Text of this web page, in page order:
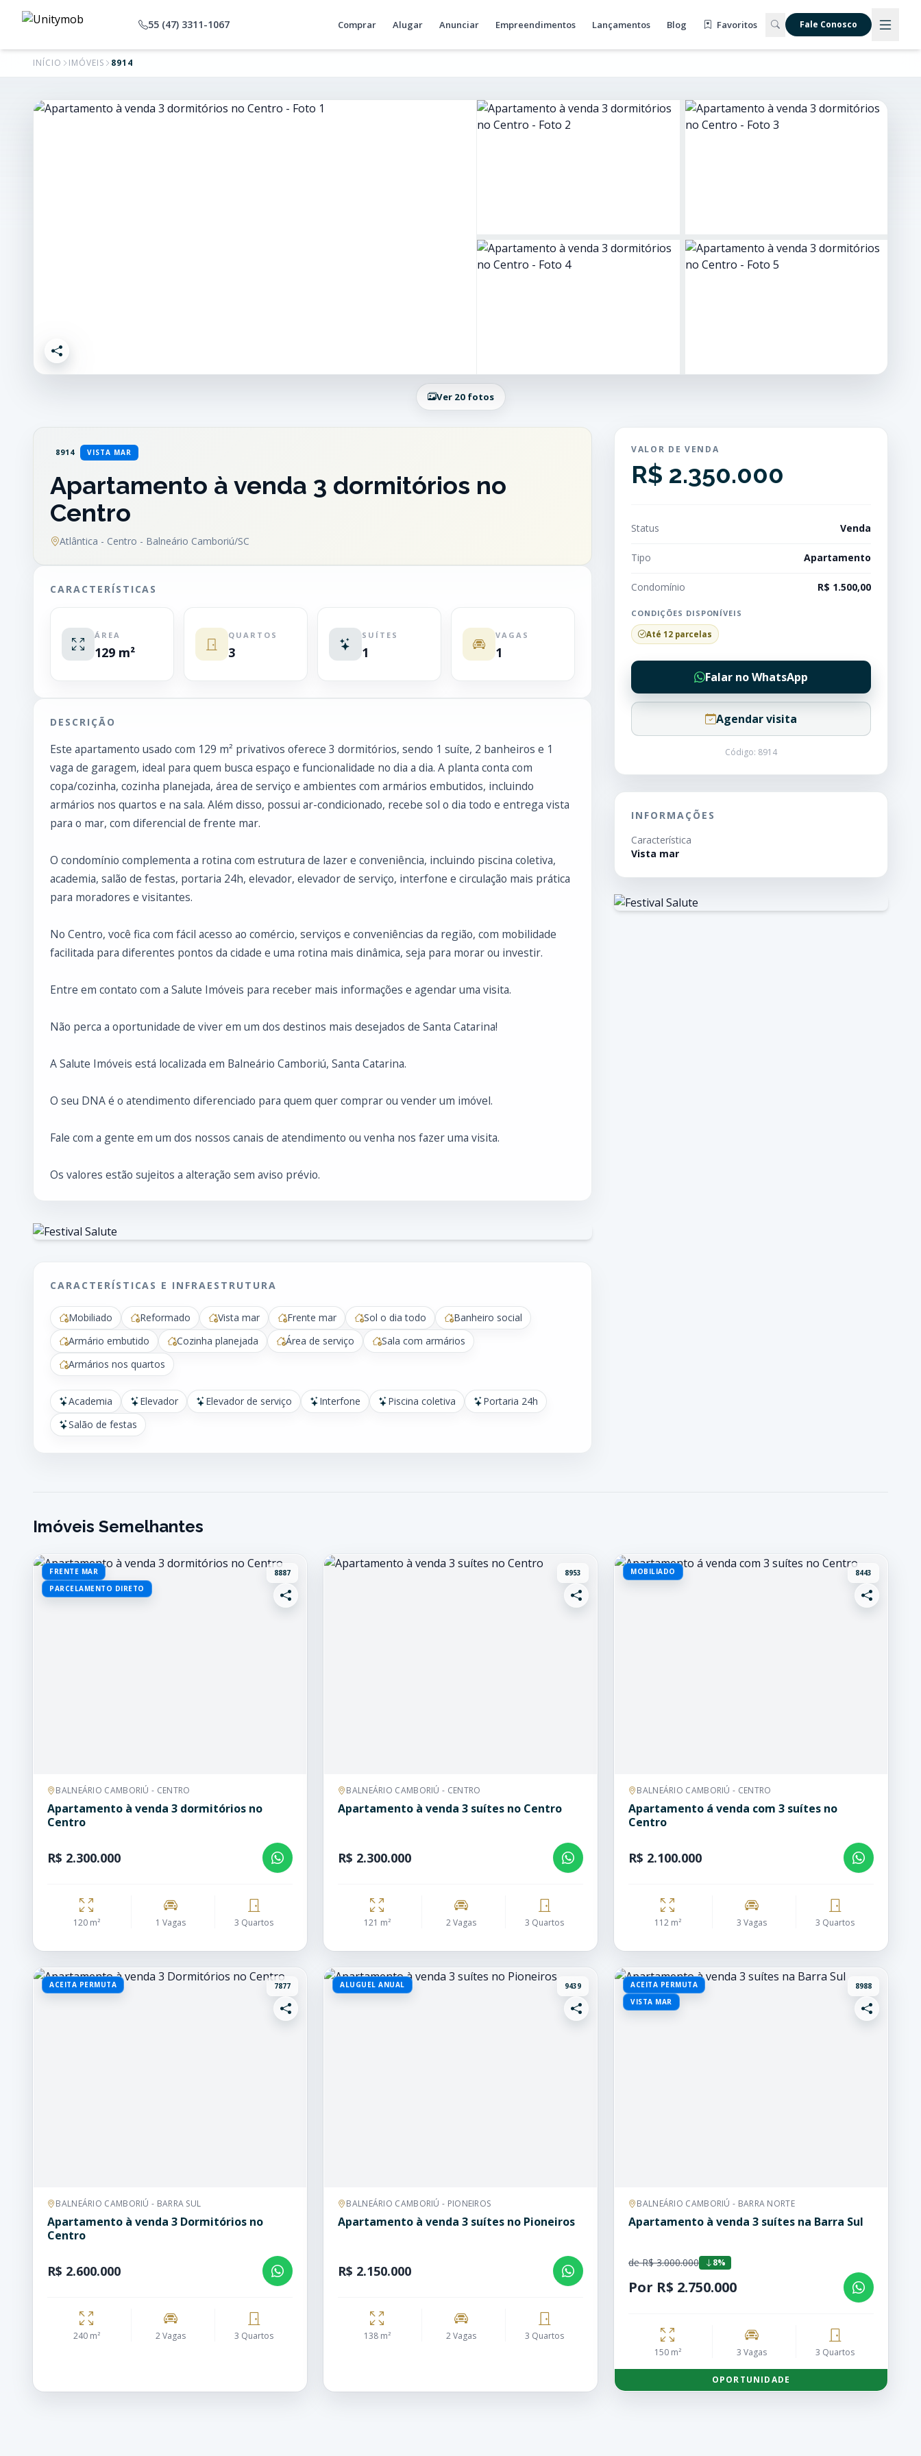
55 (47) 3311-1067 Comprar Alugar Anunciar Empreendimentos Lançamentos Blog Favoritos Fale Conosco
INÍCIO IMÓVEIS 8914
Ver 20 fotos
8914 VISTA MAR
Apartamento à venda 3 dormitórios no
Centro
Atlântica - Centro - Balneário Camboriú/SC
CARACTERÍSTICAS
ÁREA
129 m²
QUARTOS
3
SUÍTES
1
VAGAS
1
DESCRIÇÃO
Este apartamento usado com 129 m² privativos oferece 3 dormitórios, sendo 1 suíte, 2 banheiros e 1
vaga de garagem, ideal para quem busca espaço e funcionalidade no dia a dia. A planta conta com
copa/cozinha, cozinha planejada, área de serviço e ambientes com armários embutidos, incluindo
armários nos quartos e na sala. Além disso, possui ar-condicionado, recebe sol o dia todo e entrega vista
para o mar, com diferencial de frente mar.
O condomínio complementa a rotina com estrutura de lazer e conveniência, incluindo piscina coletiva,
academia, salão de festas, portaria 24h, elevador, elevador de serviço, interfone e circulação mais prática
para moradores e visitantes.
No Centro, você fica com fácil acesso ao comércio, serviços e conveniências da região, com mobilidade
facilitada para diferentes pontos da cidade e uma rotina mais dinâmica, seja para morar ou investir.
Entre em contato com a Salute Imóveis para receber mais informações e agendar uma visita.
Não perca a oportunidade de viver em um dos destinos mais desejados de Santa Catarina!
A Salute Imóveis está localizada em Balneário Camboriú, Santa Catarina.
O seu DNA é o atendimento diferenciado para quem quer comprar ou vender um imóvel.
Fale com a gente em um dos nossos canais de atendimento ou venha nos fazer uma visita.
Os valores estão sujeitos a alteração sem aviso prévio.
CARACTERÍSTICAS E INFRAESTRUTURA
Mobiliado Reformado Vista mar Frente mar Sol o dia todo
Banheiro social
Armário embutido
Cozinha planejada Área de serviço
Sala com armários
Armários nos quartos
Academia Elevador Elevador de serviço Interfone Piscina coletiva
Portaria 24h
Salão de festas
VALOR DE VENDA
R$ 2.350.000
Status Venda
Tipo Apartamento
Condomínio R$ 1.500,00
CONDIÇÕES DISPONÍVEIS
Até 12 parcelas
Falar no WhatsApp
Agendar visita
Código: 8914
INFORMAÇÕES
Característica
Vista mar
Imóveis Semelhantes
FRENTE MAR
PARCELAMENTO DIRETO
8887
BALNEÁRIO CAMBORIÚ - CENTRO
Apartamento à venda 3 dormitórios no
Centro
R$ 2.300.000
120 m² 1 Vagas 3 Quartos
8953
BALNEÁRIO CAMBORIÚ - CENTRO
Apartamento à venda 3 suítes no Centro
R$ 2.300.000
121 m² 2 Vagas 3 Quartos
MOBILIADO 8443
BALNEÁRIO CAMBORIÚ - CENTRO
Apartamento á venda com 3 suítes no
Centro
R$ 2.100.000
112 m² 3 Vagas 3 Quartos
ACEITA PERMUTA 7877
BALNEÁRIO CAMBORIÚ - BARRA SUL
Apartamento à venda 3 Dormitórios no
Centro
R$ 2.600.000
240 m² 2 Vagas 3 Quartos
ALUGUEL ANUAL 9439
BALNEÁRIO CAMBORIÚ - PIONEIROS
Apartamento à venda 3 suítes no Pioneiros
R$ 2.150.000
138 m² 2 Vagas 3 Quartos
ACEITA PERMUTA
VISTA MAR
8988
BALNEÁRIO CAMBORIÚ - BARRA NORTE
Apartamento à venda 3 suítes na Barra Sul
de R$ 3.000.000 8%
Por R$ 2.750.000
150 m² 3 Vagas 3 Quartos
OPORTUNIDADE